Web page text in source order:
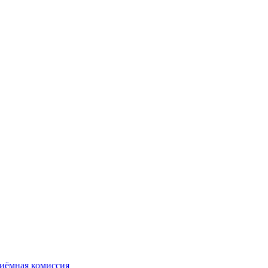
комиссия